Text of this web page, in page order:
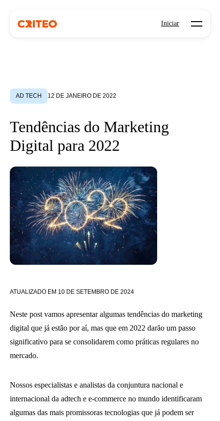
Iniciar Open
AD TECH 12 DE JANEIRO DE 2022
Tendências do Marketing
Digital para 2022
ATUALIZADO EM 10 DE SETEMBRO DE 2024
Neste post vamos apresentar algumas tendências do marketing
digital que já estão por aí, mas que em 2022 darão um passo
significativo para se consolidarem como práticas regulares no
mercado.
Nossos especialistas e analistas da conjuntura nacional e
internacional da adtech e e-commerce no mundo identificaram
algumas das mais promissoras tecnologias que já podem ser